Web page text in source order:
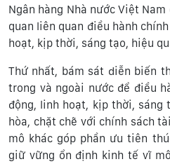
Ngân hàng Nhà nước Việt
quan liên quan điều hành
hoạt, kịp thời, sáng tạo, hiệu
Thứ nhất, bám sát diễn biến
trong và ngoài nước để điều
động, linh hoạt, kịp thời, sáng
hòa, chặt chẽ với chính sách
mô khác góp phần ưu tiên
giữ vững ổn định kinh tế vĩ